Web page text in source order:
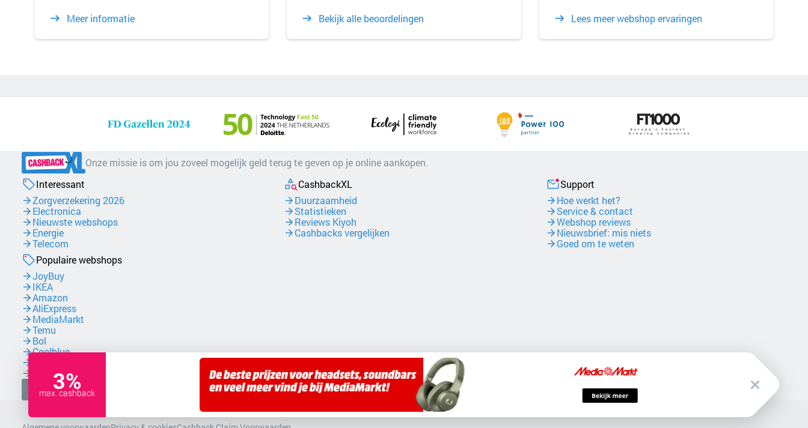
Meer informatie Bekijk alle beoordelingen Lees meer webshop ervaringen
Onze missie is om jou zoveel mogelijk geld terug te geven op je online aankopen.
Interessant
Zorgverzekering 2026
Electronica
Nieuwste webshops
Energie
Telecom
CashbackXL
Duurzaamheid
Statistieken
Reviews Kiyoh
Cashbacks vergelijken
Support
Hoe werkt het?
Service & contact
Webshop reviews
Nieuwsbrief: mis niets
Goed om te weten
Populaire webshops
JoyBuy
IKEA
Amazon
AliExpress
MediaMarkt
Temu
Bol
Coolblue
Zalando
Facebook
3%
max. cashback